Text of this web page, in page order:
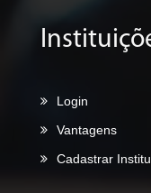
Login
Vantagens
Cadastrar